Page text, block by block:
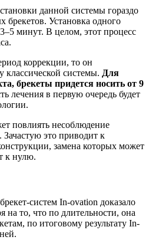
данной системы гораздо
брекетов. Установка одного
минут. В целом, этот процесс
коррекции, то он
классической системы. Для
брекеты придется носить от 9
лечения в первую очередь будет
повлиять несоблюдение
Зачастую это приводит к
замена которых может
к нулю.
систем In-ovation доказало
на то, что по длительности, она
по итоговому результату In-